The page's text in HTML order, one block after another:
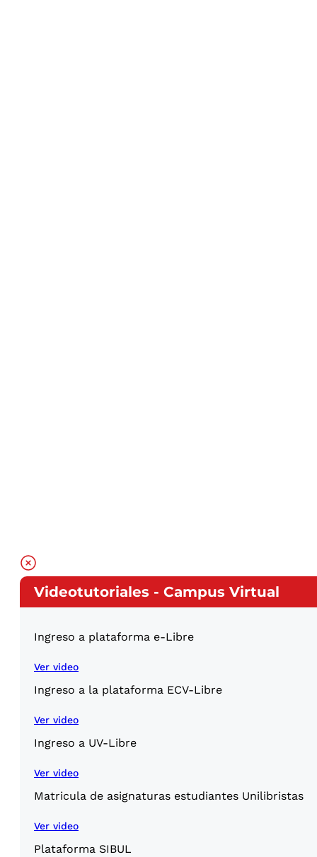
Videotutoriales - Campus Virtual
Ingreso a plataforma e-Libre
Ver video
Ingreso a la plataforma ECV-Libre
Ver video
Ingreso a UV-Libre
Ver video
Matricula de asignaturas estudiantes Unilibristas
Ver video
Plataforma SIBUL